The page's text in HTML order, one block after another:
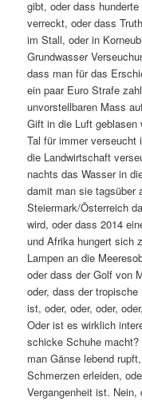
gibt, oder dass
verreckt, oder dass
im Stall, oder in
Grundwasser
dass man für das
ein paar Euro Strafe
unvorstellbaren Mass
Gift in die Luft geblasen
Tal für immer verseucht
die Landwirtschaft
nachts das Wasser in
damit man sie tagsüber
Steiermark/Österreich
wird, oder dass 2014
und Afrika hungert sich
Lampen an die
oder dass der Golf von
oder, dass der
ist, oder, oder, oder,
Oder ist es wirklich
schicke Schuhe
man Gänse lebend
Schmerzen erleiden,
Vergangenheit ist.